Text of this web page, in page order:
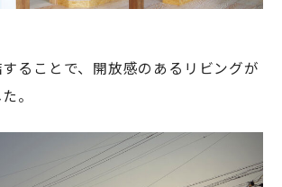
ることで、開放感のあるリビングが
。